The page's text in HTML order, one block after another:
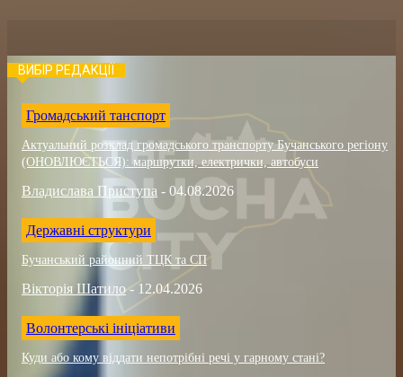
ВИБІР РЕДАКЦІЇ
Громадський танспорт
Актуальний розклад громадського транспорту Бучанського регіону
(ОНОВЛЮЄТЬСЯ): маршрутки, електрички, автобуси
Владислава Приступа - 04.08.2026
Державні структури
Бучанський районний ТЦК та СП
Вікторія Шатило - 12.04.2026
Волонтерські ініціативи
Куди або кому віддати непотрібні речі у гарному стані?